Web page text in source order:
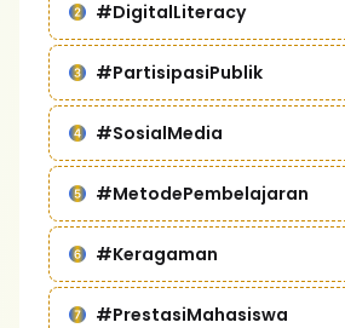
#DigitalLiteracy
#PartisipasiPublik
#SosialMedia
#MetodePembelajaran
#Keragaman
#PrestasiMahasiswa